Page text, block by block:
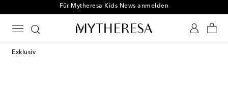
Für Mytheresa Kids News anmelden
Exklusiv